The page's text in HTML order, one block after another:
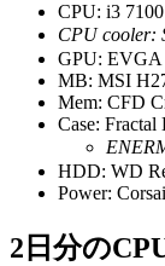
CPU: i3 7100
CPU cooler:
GPU:
MB: MSI
Mem: CFD
Case:
HDD: WD
Power:
2日分の